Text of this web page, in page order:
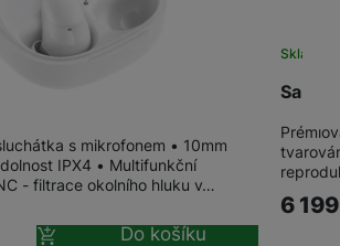
s mikrofonem • 10mm
IPX4 • Multifunkční
- filtrace okolního hluku v…
Do košíku
Skladem
6 199